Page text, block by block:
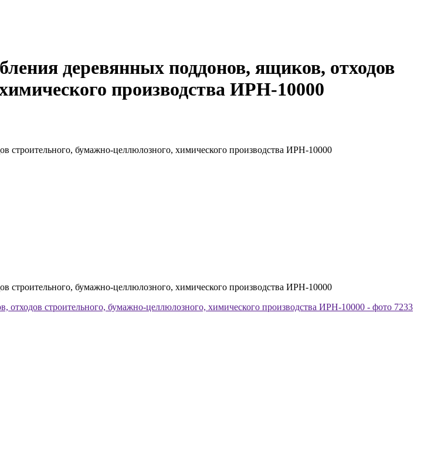
деревянных поддонов, ящиков, отходов
производства ИРН-10000
строительного, бумажно-целлюлозного, химического производства ИРН-10000
строительного, бумажно-целлюлозного, химического производства ИРН-10000